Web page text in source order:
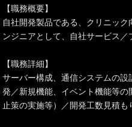
【職務概要】
自社開発製品である、クリニッ
ンジニアとして、自社サービス
【職務詳細】
サーバー構成、通信システムの
発／新規機能、イベント機能等
止策の実施等）／開発工数見積